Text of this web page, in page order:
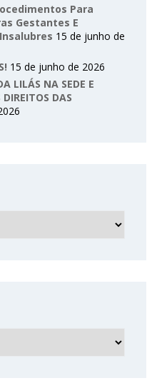
Para
Gestantes E
15 de junho de
15 de junho de 2026
LILÁS NA SEDE E
DAS